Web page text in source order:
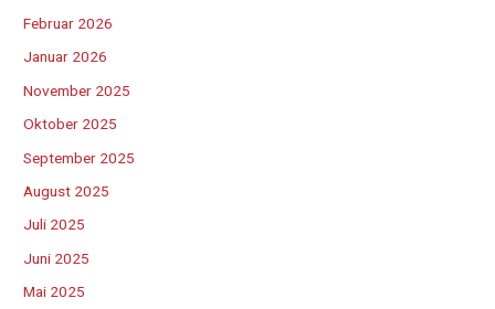
Februar 2026
Januar 2026
November 2025
Oktober 2025
September 2025
August 2025
Juli 2025
Juni 2025
Mai 2025